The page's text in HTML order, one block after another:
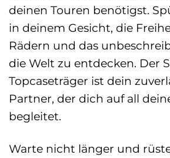
deinen Touren benötigst.
in deinem Gesicht, die
Rädern und das
die Welt zu entdecken. Der
Topcaseträger ist dein
Partner, der dich auf all
begleitet.
Warte nicht länger und